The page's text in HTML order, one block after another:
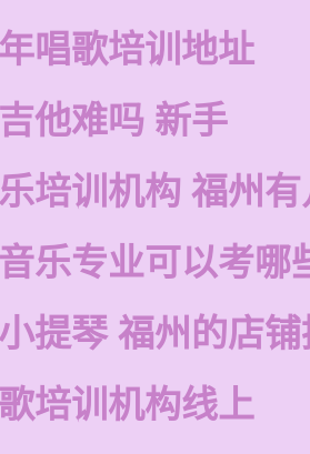
唱歌培训地址
他难吗 新手
培训机构 福州
乐专业可以考哪
提琴 福州的店
培训机构线上